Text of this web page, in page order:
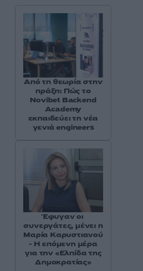
Από τη θεωρία στην
πράξη: Πώς το
Novibet Backend
Academy
εκπαιδεύει τη νέα
γενιά engineers
Έφυγαν οι
συνεργάτες, μένει η
Μαρία Καρυστιανού
- Η επόμενη μέρα
για την «Ελπίδα της
Δημοκρατίας»